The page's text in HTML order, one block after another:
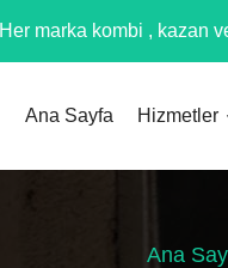
Her marka kombi , kazan
Ana Sayfa Hizmetler
Ana